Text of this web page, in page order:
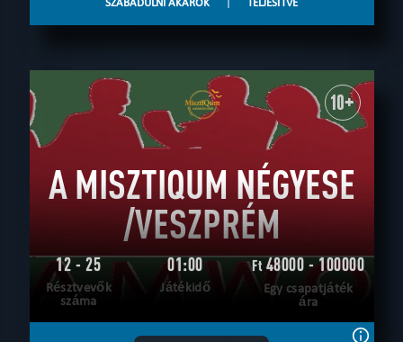
10+
A MISZTIQUM NÉGYESE
/VESZPRÉM
12 - 25
Résztvevők
száma
01:00
Játékidő
Ft48000 - 100000
Egy csapatjáték
ára